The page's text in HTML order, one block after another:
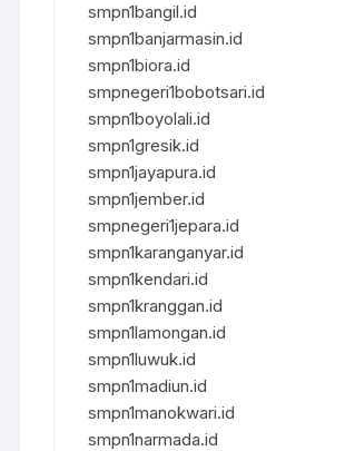
smpn1bangil.id
smpn1banjarmasin.id
smpn1biora.id
smpnegeri1bobotsari.id
smpn1boyolali.id
smpn1gresik.id
smpn1jayapura.id
smpn1jember.id
smpnegeri1jepara.id
smpn1karanganyar.id
smpn1kendari.id
smpn1kranggan.id
smpn1lamongan.id
smpn1luwuk.id
smpn1madiun.id
smpn1manokwari.id
smpn1narmada.id